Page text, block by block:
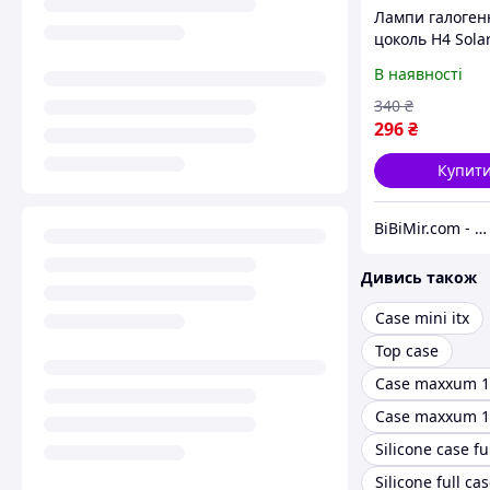
Лампи
цоколь H4
В наявності
296₴
340 ₴
Купити
BiBiMir.com - інтернет-магазин автоаксесуарів
Дивись також
Case mini itx
Top case
Case maxxum
Case maxxum
Silicone case